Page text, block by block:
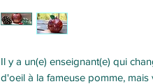
Il y a un(e) enseignant(e) qui
d'oeil à la fameuse pomme,